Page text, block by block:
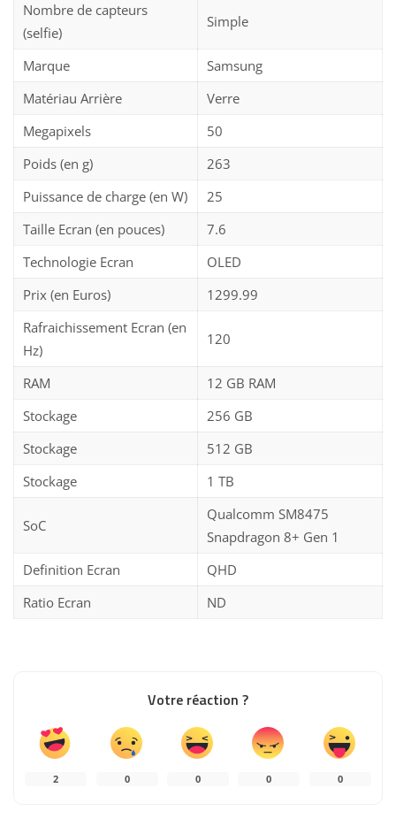
Nombre de capteurs
(selfie)
Simple
Marque
Samsung
Matériau Arrière
Verre
Megapixels
50
Poids (en g)
263
Puissance de charge (en W)
25
Taille Ecran (en pouces)
7.6
Technologie Ecran
OLED
Prix (en Euros)
1299.99
Rafraichissement Ecran (en
Hz)
120
RAM
12 GB RAM
Stockage
256 GB
Stockage
512 GB
Stockage
1 TB
SoC
Qualcomm SM8475
Snapdragon 8+ Gen 1
Definition Ecran
QHD
Ratio Ecran
ND
Votre réaction ?
2 0 0 0 0